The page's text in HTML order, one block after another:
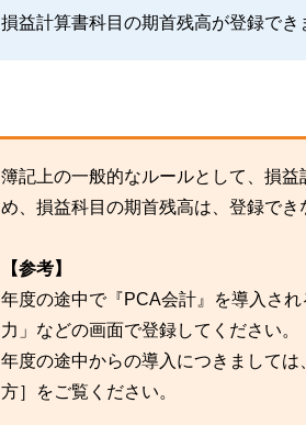
損益計算書科目の期首残高が登録でき
簿記上の一般的なルールとして、損
め、損益科目の期首残高は、登録でき
【参考】
年度の途中で『PCA会計』を導入さ
力」などの画面で登録してください。
年度の途中からの導入につきまして
方］をご覧ください。